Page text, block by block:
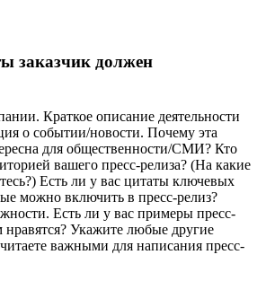
заказчик должен
Краткое описание деятельности
о событии/новости. Почему эта
для общественности/СМИ? Кто
вашего пресс-релиза? (На какие
Есть ли у вас цитаты ключевых
можно включить в пресс-релиз?
Есть ли у вас примеры пресс-
нравятся? Укажите любые другие
важными для написания пресс-